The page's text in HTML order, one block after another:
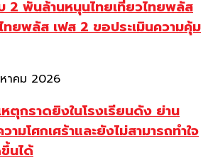
2 พันล้านหนุนไทยเที่ยวไทยพลัส
ทยพลัส เฟส 2 ขอประเมินความคุ้ม
าคม 2026
ตุกราดยิงในโรงเรียนดัง ย่าน
มโศกเศร้าและยังไม่สามารถทำใจ
นได้